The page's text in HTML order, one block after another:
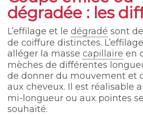
dégradée : les
L’effilage et le dégradé sont
de coiffure distinctes.
alléger la masse capillaire en
mèches de différentes
de donner du mouvement et
aux cheveux. Il est réalisable
mi-longueur ou aux pointes
souhaité.